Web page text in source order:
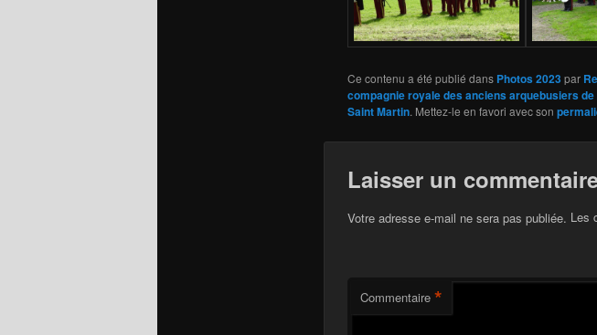
Ce contenu a été publié dans Photos 2023par
compagnie royale des anciens arquebusiers
Saint Martin. Mettez-le en favori avec son
Laisser un
Votre adresse e-mail ne sera pas publiée. Les
Commentaire *